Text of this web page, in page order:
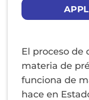
El proceso de
materia de
funciona de
hace en